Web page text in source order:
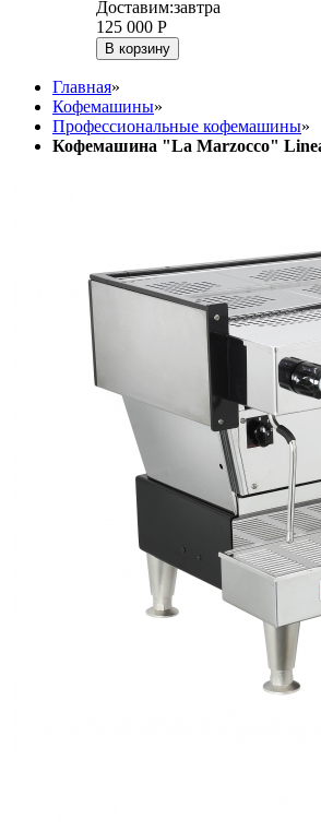
Доставим:завтра
125 000 Р
В корзину
Главная»
Кофемашины»
Профессиональные кофемашины»
Кофемашина "La Marzocco"